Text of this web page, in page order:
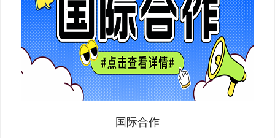
国际合作